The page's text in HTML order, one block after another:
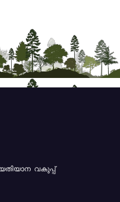
വകുപ്പ്